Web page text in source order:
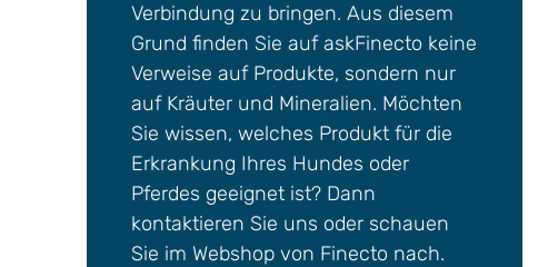
Verbindung zu bringen. Aus diesem
Grund finden Sie auf askFinecto keine
Verweise auf Produkte, sondern nur
auf Kräuter und Mineralien. Möchten
Sie wissen, welches Produkt für die
Erkrankung Ihres Hundes oder
Pferdes geeignet ist? Dann
kontaktieren Sie uns oder schauen
Sie im Webshop von Finecto nach.